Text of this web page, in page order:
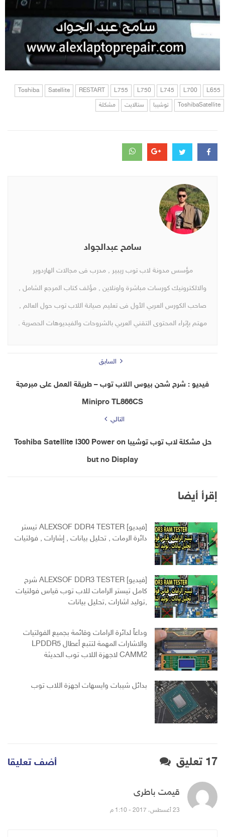
L655
L700
L745
L750
L755
RESTART
Satellite
Toshiba
ToshibaSatellite توشيبا ستالايت مشكلة
سامح عبدالجواد
مؤسس مدونة لاب توب ريبير , مدرب فى مجالات الهاردوير
والالكترونيك كورسات مباشرة واونلاين , مؤلف كتاب المرجع الشامل ,
صاحب الكورس العربي الأول فى تعليم صيانة اللاب توب حول العالم ,
مهتم بإثراء المحتوى التقني العربي بالشروحات والفيديوهات الحصرية .
السابق
فيديو : شرح شحن بيوس اللاب توب – طريقة العمل على مبرمجة
Minipro TL866CS
التالي
حل مشكلة لاب توب توشيبا Toshiba Satellite l300 Power on
but no Display
إقرأ أيضا
[فيديو] ALEXSOF DDR4 TESTER تيستر
دائرة الرمات , تحليل بيانات , إشارات , فولتيات
[فيديو] ALEXSOF DDR3 TESTER شرح
كامل تيستر الرامات للاب توب قياس فولتيات
,توليد اشارات ,تحليل بيانات
وداعاً لدائرة الرامات وقائمة بجميع الفولتيات
والاشارات المهمة لتتبع أعطال LPDDR5
CAMM2 لاجهزة اللاب توب الحديثة
بدائل شيبات وايسهات اجهزة اللاب توب
17 تعليق أضف تعليقا
قیمت باطری
23 أغسطس، 2017 - 1:10 م